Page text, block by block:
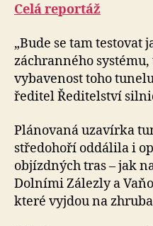
Celá reportáž
„Bude se tam
záchranného
vybavenost toho
ředitel Ředitelství
Plánovaná uzavírka
středohoří oddálila i
objízdných tras – jak
Dolními Zálezly a
které vyjdou na